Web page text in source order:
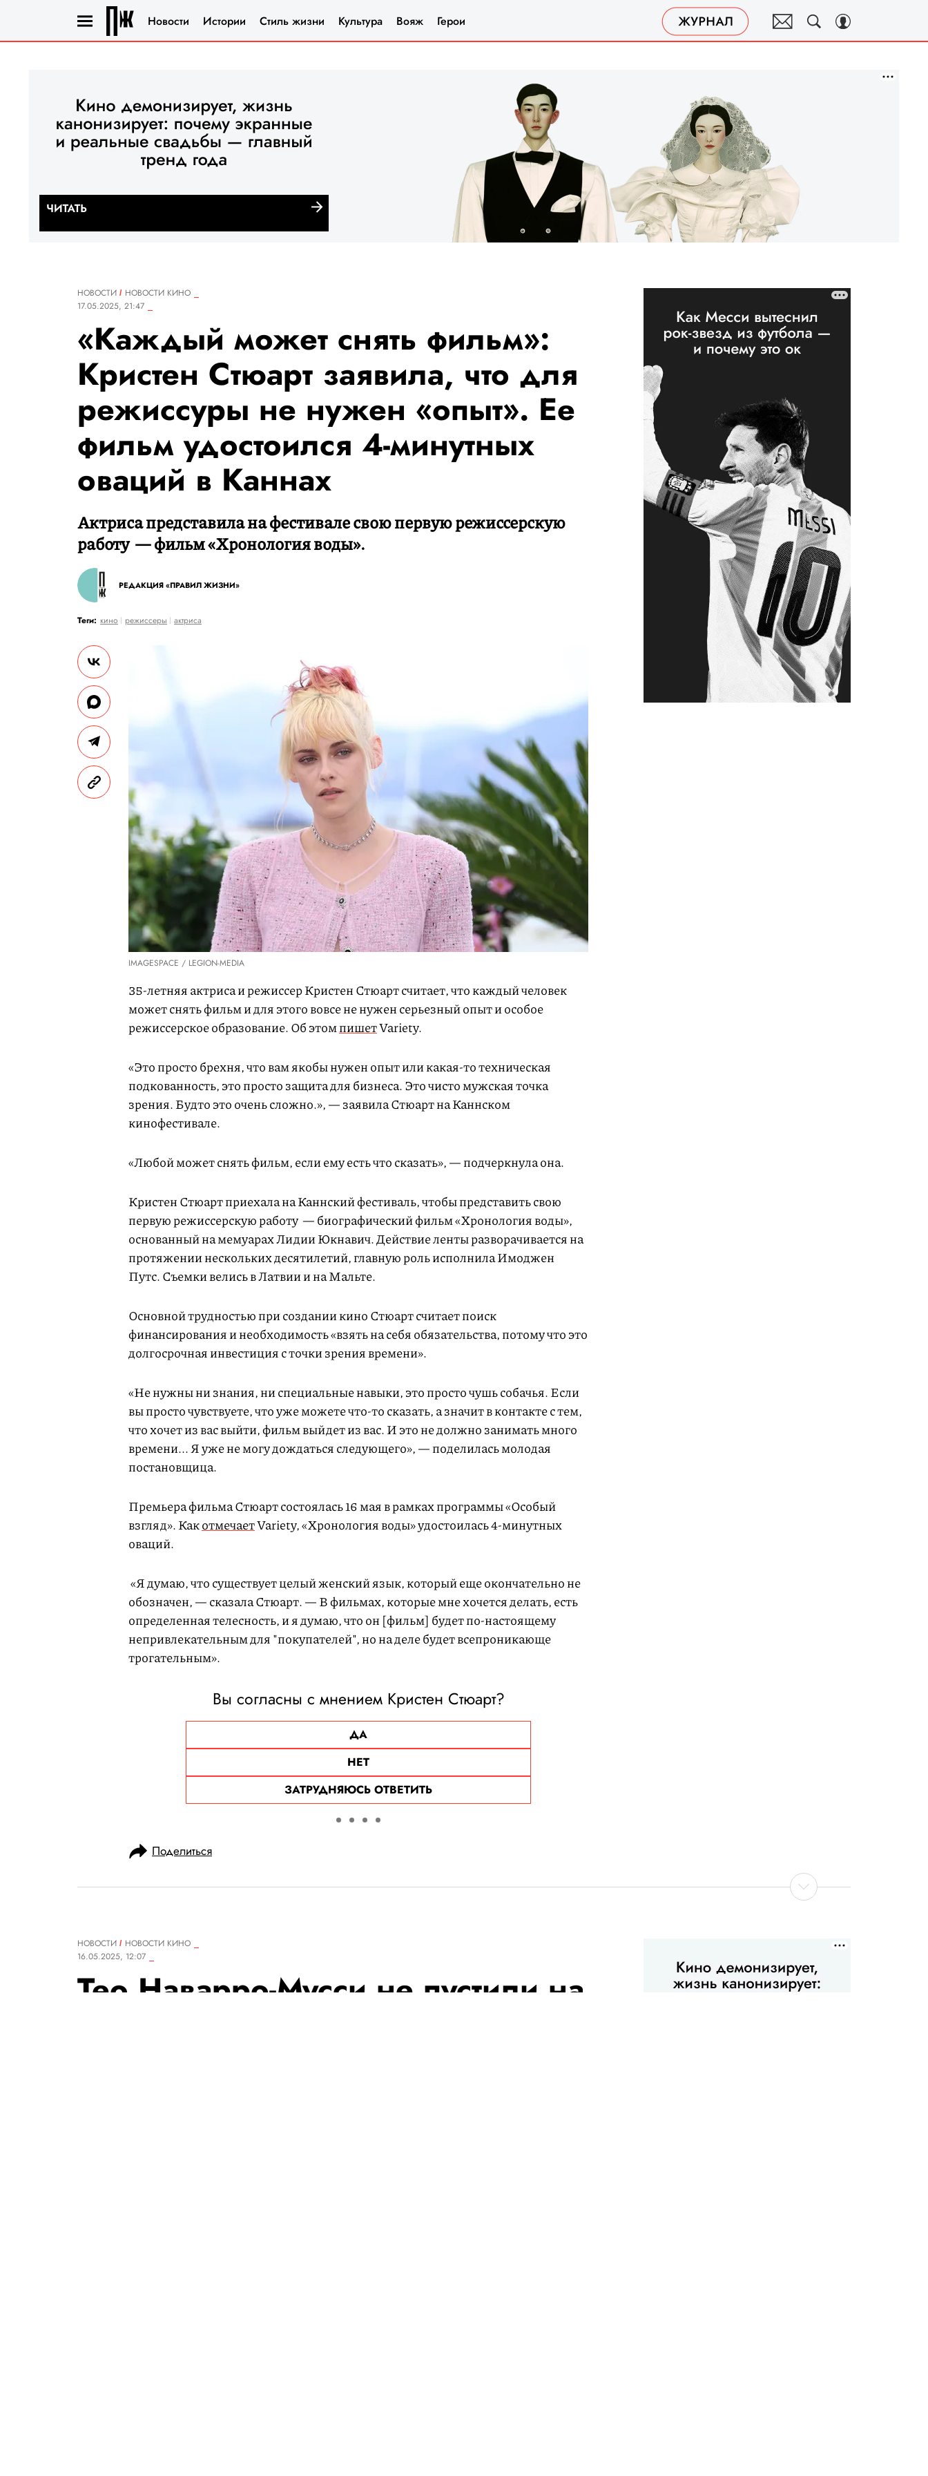
Новости Истории Стиль жизни Культура Вояж Герои
НОВОСТИ
НОВОСТИ КИНО
17.05.2025, 21:47
«Каждый может снять фильм»:
Кристен Стюарт заявила, что для
режиссуры не нужен «опыт». Ее
фильм удостоился 4-минутных
оваций в Каннах
Актриса представила на фестивале свою первую режиссерскую
работу — фильм «Хронология воды».
РЕДАКЦИЯ «ПРАВИЛ ЖИЗНИ»
Теги: кино режиссеры актриса
IMAGESPACE / LEGION-MEDIA
35-летняя актриса и режиссер Кристен Стюарт считает, что каждый человек
может снять фильм и для этого вовсе не нужен серьезный опыт и особое
режиссерское образование. Об этомпишетVariety.
«Это просто брехня, что вам якобы нужен опыт или какая-то техническая
подкованность, это просто защита для бизнеса. Это чисто мужская точка
зрения. Будто это очень сложно.», — заявила Стюарт на Каннском
кинофестивале.
«Любой может снять фильм, если ему есть что сказать», — подчеркнула она.
Кристен Стюарт приехала на Каннский фестиваль, чтобы представить свою
первую режиссерскую работу — биографический фильм «Хронология воды»,
основанный на мемуарах Лидии Юкнавич. Действие ленты разворачивается на
протяжении нескольких десятилетий, главную роль исполнила Имоджен
Путс. Съемки велись в Латвии и на Мальте.
Основной трудностью при создании кино Стюарт считает поиск
финансирования и необходимость «взять на себя обязательства, потому что это
долгосрочная инвестиция с точки зрения времени».
«Не нужны ни знания, ни специальные навыки, это просто чушь собачья. Если
вы просто чувствуете, что уже можете что-то сказать, а значит в контакте с тем,
что хочет из вас выйти, фильм выйдет из вас. И это не должно занимать много
времени... Я уже не могу дождаться следующего», — поделилась молодая
постановщица.
Премьера фильма Стюарт состоялась 16 мая в рамках программы «Особый
взгляд». КакотмечаетVariety, «Хронология воды» удостоилась 4-минутных
оваций.
«Я думаю, что существует целый женский язык, который еще окончательно не
обозначен, — сказала Стюарт. — В фильмах, которые мне хочется делать, есть
определенная телесность, и я думаю, что он [фильм] будет по-настоящему
непривлекательным для "покупателей", но на деле будет всепроникающе
трогательным».
Вы согласны с мнением Кристен Стюарт?
ДА
НЕТ
ЗАТРУДНЯЮСЬ ОТВЕТИТЬ
Поделиться
НОВОСТИ
НОВОСТИ КИНО
16.05.2025, 12:07
Тео Наварро-Мусси не пустили на